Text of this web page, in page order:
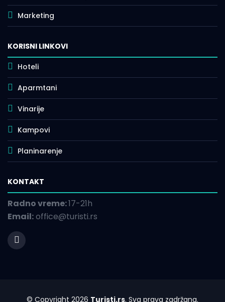
Marketing
KORISNI LINKOVI
Hoteli
Aparmtani
Vinarije
Kampovi
Planinarenje
KONTAKT
Radno vreme:17-21h
Email:office@turisti.rs
© Copyright 2026 Turisti.rs. Sva prava zadržana.